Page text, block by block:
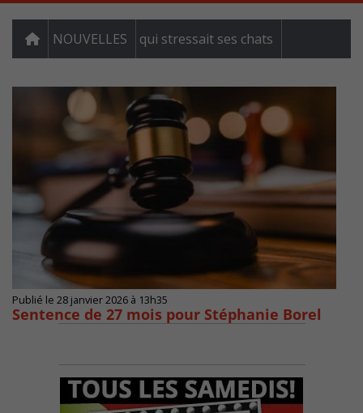
NOUVELLES qui stressait ses chats
Publié le 28 janvier 2026 à 13h35
Sentence de 27 mois pour Stéphanie Borel